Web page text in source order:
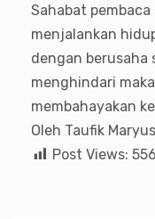
Sahabat
menjalankan
dengan berusaha
menghindari
membahayakan
Oleh Taufik
Post Views: 556